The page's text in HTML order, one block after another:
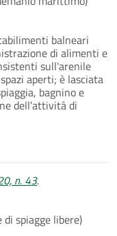
balneari
di alimenti e
sull'arenile
aperti; è lasciata
bagnino e
dell'attività di
n. 43.
di spiagge libere)